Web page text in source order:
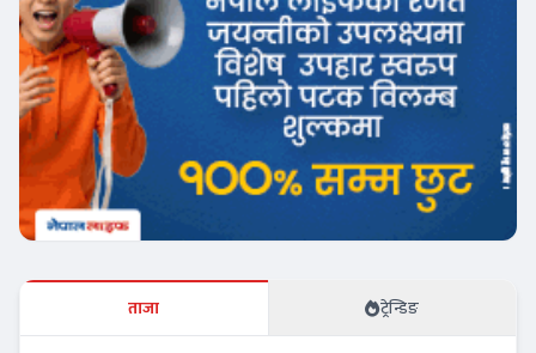
ताजा ट्रेन्डिङ